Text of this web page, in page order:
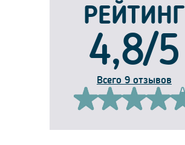
РЕЙТИНГ
4,8/5
Всего 9 отзывов